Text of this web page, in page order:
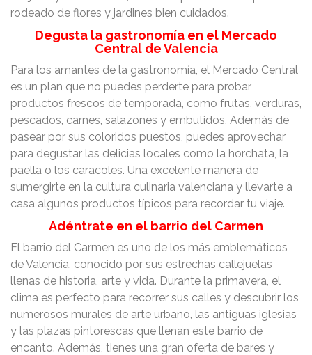
rodeado de flores y jardines bien cuidados.
Degusta la gastronomía en el Mercado
Central de Valencia
Para los amantes de la gastronomía, el Mercado Central
es un plan que no puedes perderte para probar
productos frescos de temporada, como frutas, verduras,
pescados, carnes, salazones y embutidos. Además de
pasear por sus coloridos puestos, puedes aprovechar
para degustar las delicias locales como la horchata, la
paella o los caracoles. Una excelente manera de
sumergirte en la cultura culinaria valenciana y llevarte a
casa algunos productos típicos para recordar tu viaje.
Adéntrate en el barrio del Carmen
El barrio del Carmen es uno de los más emblemáticos
de Valencia, conocido por sus estrechas callejuelas
llenas de historia, arte y vida. Durante la primavera, el
clima es perfecto para recorrer sus calles y descubrir los
numerosos murales de arte urbano, las antiguas iglesias
y las plazas pintorescas que llenan este barrio de
encanto. Además, tienes una gran oferta de bares y